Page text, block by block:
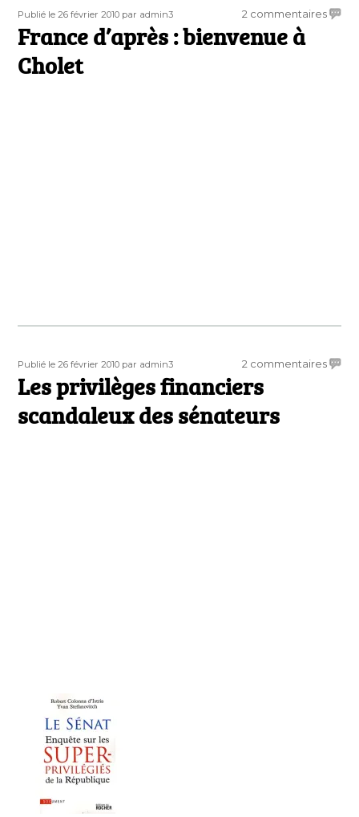
Publié
le
Publié le 26 février 2010 Auteur
par admin3 2 commentairessur
France d’après : bienvenue à
Cholet
Publié
le
Publié le 26 février 2010 Auteur
par admin3 2 commentairessur
Les privilèges financiers
scandaleux des sénateurs